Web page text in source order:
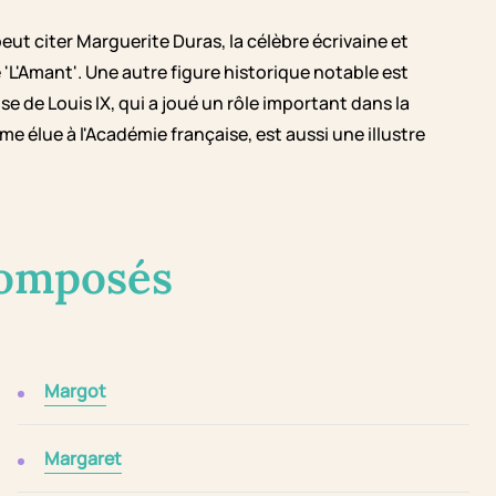
citer Marguerite Duras, la célèbre écrivaine et
Une autre figure historique notable est
de Louis IX, qui a joué un rôle important dans la
élue à l'Académie française, est aussi une illustre
Margot
Margaret